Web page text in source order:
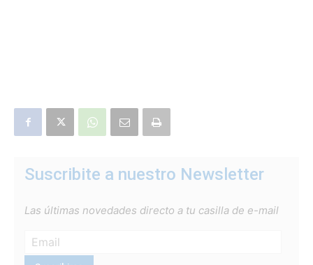
Suscribite a nuestro Newsletter
Las últimas novedades directo a tu casilla de e-mail